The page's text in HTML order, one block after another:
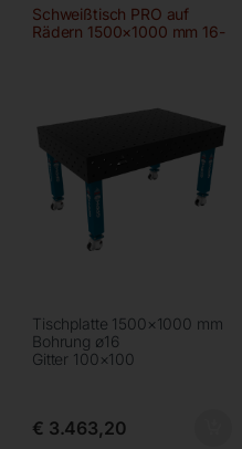
Schweißtisch PRO auf
Rädern 1500×1000 mm 16-
Tischplatte 1500×1000 mm
Bohrung ø16
Gitter 100×100
€ 3.463,20